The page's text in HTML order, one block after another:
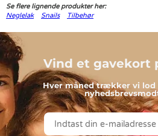
Se flere lignende produkter her:
Neglelak
Snails Tilbehør
Vind et gavekort
Hver måned trækker vi lod